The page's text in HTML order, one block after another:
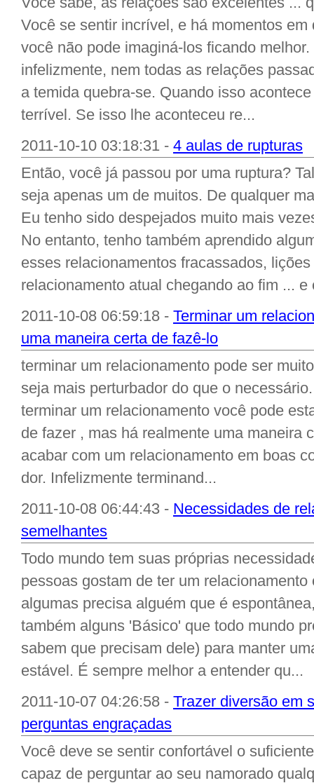
Você se sentir incrível, e há momentos
você não pode imaginá-los ficando
infelizmente, nem todas as relações
a temida quebra-se. Quando isso
terrível. Se isso lhe aconteceu re...
2011-10-10 03:18:31 - 4 aulas de rupturas
Então, você já passou por uma ruptura?
seja apenas um de muitos. De qualquer
Eu tenho sido despejados muito mais
No entanto, tenho também aprendido
esses relacionamentos fracassados,
relacionamento atual chegando ao fim ... e
2011-10-08 06:59:18 - Terminar um
uma maneira certa de fazê-lo
terminar um relacionamento pode ser
seja mais perturbador do que o
terminar um relacionamento você pode
de fazer , mas há realmente uma maneira
acabar com um relacionamento em boas
dor. Infelizmente terminand...
2011-10-08 06:44:43 - Necessidades de
semelhantes
Todo mundo tem suas próprias
pessoas gostam de ter um
algumas precisa alguém que é
também alguns 'Básico' que todo mundo
sabem que precisam dele) para manter
estável. É sempre melhor a entender qu...
2011-10-07 04:26:58 - Trazer diversão em
perguntas engraçadas
Você deve se sentir confortável o
capaz de perguntar ao seu namorado